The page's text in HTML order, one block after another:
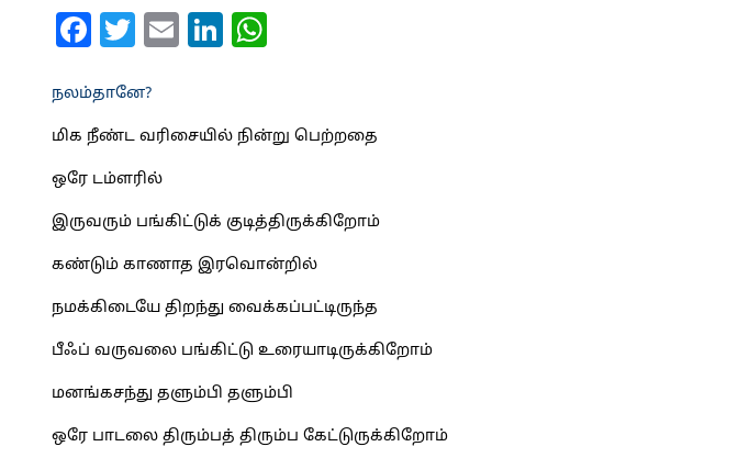
Facebook
Twitter
EmailLinkedIn
நலம்தானே?
மிக நீண்ட வரிசையில் நின்று பெற்றதை
ஒரே டம்ளரில்
இருவரும் பங்கிட்டுக் குடித்திருக்கிறோம்
கண்டும் காணாத இரவொன்றில்
நமக்கிடையே திறந்து வைக்கப்பட்டிருந்த
பீஃப் வருவலை பங்கிட்டு உரையாடிருக்கிறோம்
மனங்கசந்து தளும்பி தளும்பி
ஒரே பாடலை திரும்பத் திரும்ப கேட்டுருக்கிறோம்